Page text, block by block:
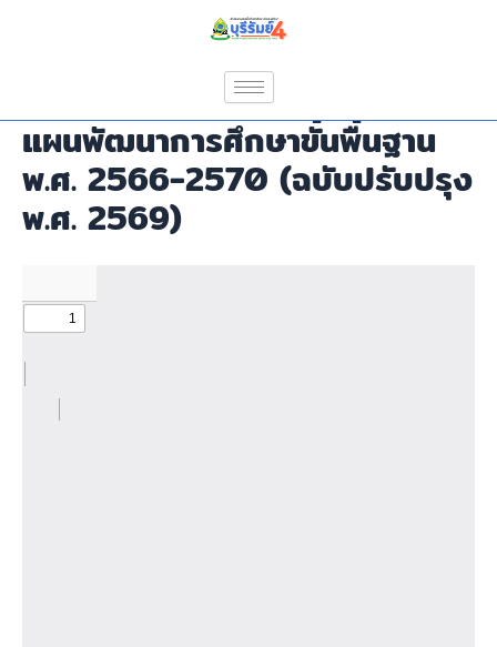
แผนพัฒนาการศึกษาขั้นพื้นฐาน
พ.ศ. 2566-2570 (ฉบับปรับปรุง
พ.ศ. 2569)